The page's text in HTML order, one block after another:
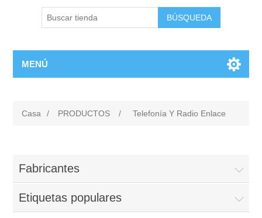
BÚSQUEDA
MENÚ
Casa / PRODUCTOS / Telefonía Y Radio Enlace
Fabricantes
Etiquetas populares